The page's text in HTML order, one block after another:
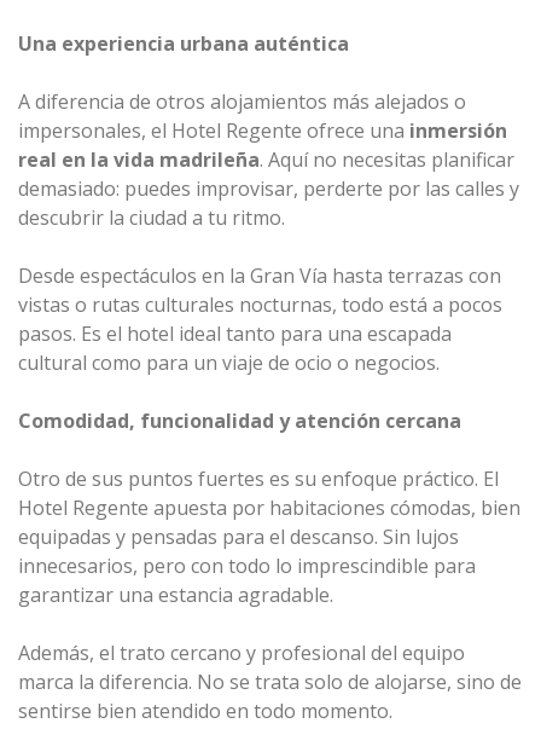
Una experiencia urbana auténtica
A diferencia de otros alojamientos más alejados o
impersonales, el Hotel Regente ofrece una inmersión
real en la vida madrileña. Aquí no necesitas planificar
demasiado: puedes improvisar, perderte por las calles y
descubrir la ciudad a tu ritmo.
Desde espectáculos en la Gran Vía hasta terrazas con
vistas o rutas culturales nocturnas, todo está a pocos
pasos. Es el hotel ideal tanto para una escapada
cultural como para un viaje de ocio o negocios.
Comodidad, funcionalidad y atención cercana
Otro de sus puntos fuertes es su enfoque práctico. El
Hotel Regente apuesta por habitaciones cómodas, bien
equipadas y pensadas para el descanso. Sin lujos
innecesarios, pero con todo lo imprescindible para
garantizar una estancia agradable.
Además, el trato cercano y profesional del equipo
marca la diferencia. No se trata solo de alojarse, sino de
sentirse bien atendido en todo momento.